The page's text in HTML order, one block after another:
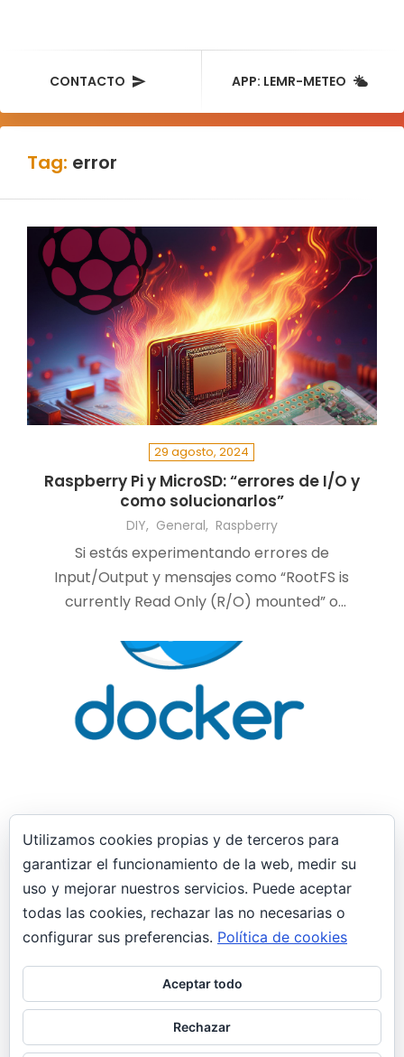
CONTACTO APP: LEMR-METEO
Tag: error
29 agosto, 2024
Raspberry Pi y MicroSD: “errores de I/O y
como solucionarlos”
DIY General Raspberry
Si estás experimentando errores de
Input/Output y mensajes como “RootFS is
currently Read Only (R/O) mounted” o
29 enero, 2019
Interfaces de red “puente” no tienen
conectividad virt-manager Docker
implicado
Las interfaces de tipo “puente” configuradas en
Virt-manager no obtienen conectividad.
Teniendo una interfaz de tipo puente”br1″ que
Utilizamos cookies propias y de terceros para
garantizar el funcionamiento de la web, medir su
uso y mejorar nuestros servicios. Puede aceptar
todas las cookies, rechazar las no necesarias o
configurar sus preferencias. Política de cookies
Aceptar todo
Rechazar